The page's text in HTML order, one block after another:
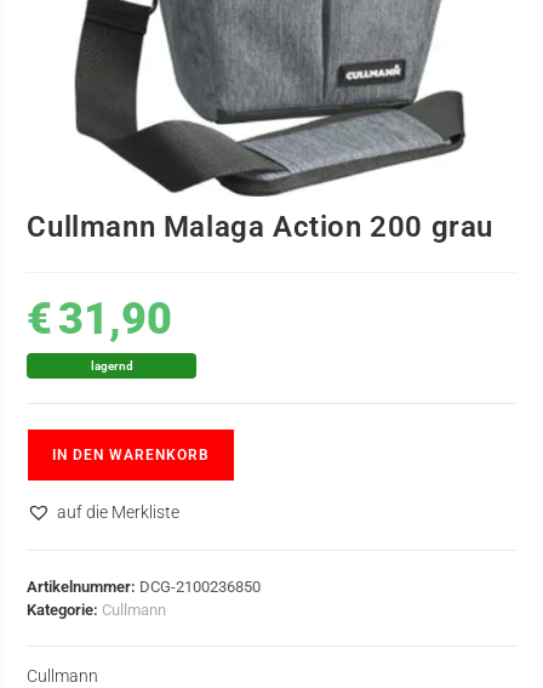
Cullmann Malaga Action 200 grau
€31,90
lagernd
IN DEN WARENKORB
auf die Merkliste
Artikelnummer: DCG-2100236850
Kategorie: Cullmann
Cullmann